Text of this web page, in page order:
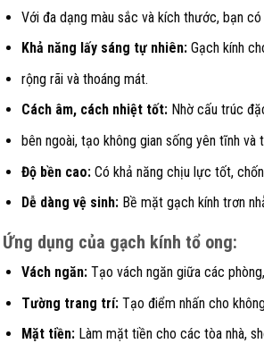
Với đa dạng màu sắc và kích thước, bạn
Khả năng lấy sáng tự nhiên:Gạch kính
rộng rãi và thoáng mát.
Cách âm, cách nhiệt tốt:Nhờ cấu trúc
bên ngoài, tạo không gian sống yên tĩnh và
Độ bền cao:Có khả năng chịu lực tốt,
Dễ dàng vệ sinh:Bề mặt gạch kính trơn
Ứng dụng của gạch kính tổ ong:
Vách ngăn:Tạo vách ngăn giữa các
Tường trang trí:Tạo điểm nhấn cho
Mặt tiền:Làm mặt tiền cho các tòa nhà,